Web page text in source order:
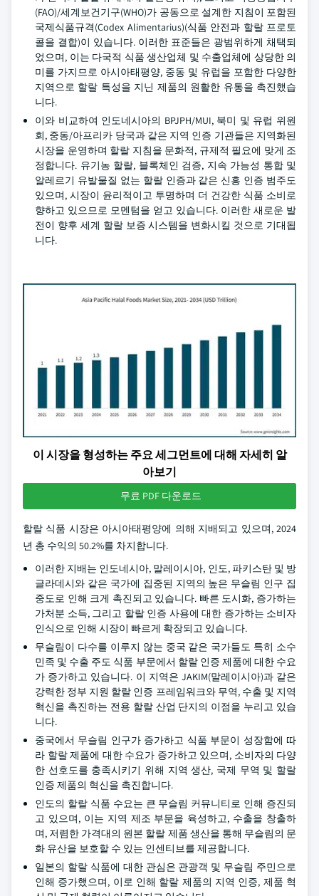
(FAO)/세계보건기구(WHO)가 공동으로 설계한 지침이 포함된
국제식품규격(Codex Alimentarius)(식품 안전과 할랄 프로토
콜을 결합)이 있습니다. 이러한 표준들은 광범위하게 채택되
었으며, 이는 다국적 식품 생산업체 및 수출업체에 상당한 의
미를 가지므로 아시아태평양, 중동 및 유럽을 포함한 다양한
지역으로 할랄 특성을 지닌 제품의 원활한 유통을 촉진했습
니다.
이와 비교하여 인도네시아의 BPJPH/MUI, 북미 및 유럽 위원
회, 중동/아프리카 당국과 같은 지역 인증 기관들은 지역화된
시장을 운영하며 할랄 지침을 문화적, 규제적 필요에 맞게 조
정합니다. 유기농 할랄, 블록체인 검증, 지속 가능성 통합 및
알레르기 유발물질 없는 할랄 인증과 같은 신흥 인증 범주도
있으며, 시장이 윤리적이고 투명하며 더 건강한 식품 소비로
향하고 있으므로 모멘텀을 얻고 있습니다. 이러한 새로운 발
전이 향후 세계 할랄 보증 시스템을 변화시킬 것으로 기대됩
니다.
이 시장을 형성하는 주요 세그먼트에 대해 자세히 알
아보기
무료 PDF 다운로드
할랄 식품 시장은 아시아태평양에 의해 지배되고 있으며, 2024
년 총 수익의 50.2%를 차지합니다.
이러한 지배는 인도네시아, 말레이시아, 인도, 파키스탄 및 방
글라데시와 같은 국가에 집중된 지역의 높은 무슬림 인구 집
중도로 인해 크게 촉진되고 있습니다. 빠른 도시화, 증가하는
가처분 소득, 그리고 할랄 인증 사용에 대한 증가하는 소비자
인식으로 인해 시장이 빠르게 확장되고 있습니다.
무슬림이 다수를 이루지 않는 중국 같은 국가들도 특히 소수
민족 및 수출 주도 식품 부문에서 할랄 인증 제품에 대한 수요
가 증가하고 있습니다. 이 지역은 JAKIM(말레이시아)과 같은
강력한 정부 지원 할랄 인증 프레임워크와 무역, 수출 및 지역
혁신을 촉진하는 전용 할랄 산업 단지의 이점을 누리고 있습
니다.
중국에서 무슬림 인구가 증가하고 식품 부문이 성장함에 따
라 할랄 제품에 대한 수요가 증가하고 있으며, 소비자의 다양
한 선호도를 충족시키기 위해 지역 생산, 국제 무역 및 할랄
인증 제품의 혁신을 촉진합니다.
인도의 할랄 식품 수요는 큰 무슬림 커뮤니티로 인해 증진되
고 있으며, 이는 지역 제조 부문을 육성하고, 수출을 창출하
며, 저렴한 가격대의 원본 할랄 제품 생산을 통해 무슬림의 문
화 유산을 보호할 수 있는 인센티브를 제공합니다.
일본의 할랄 식품에 대한 관심은 관광객 및 무슬림 주민으로
인해 증가했으며, 이로 인해 할랄 제품의 지역 인증, 제품 혁